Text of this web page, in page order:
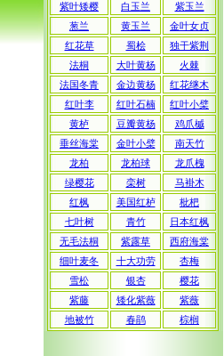
紫叶矮樱
白玉兰
紫玉兰
葱兰
黄玉兰
金叶女贞
红花草
蜀桧
独干紫荆
法桐
大叶黄杨
火棘
法国冬青
金边黄杨
红花继木
红叶李
红叶石楠
红叶小檗
黄栌
豆瓣黄杨
鸡爪槭
垂丝海棠
金叶小檗
南天竹
龙柏
龙柏球
龙爪槐
绿樱花
栾树
马褂木
红枫
美国红栌
枇杷
七叶树
青竹
日本红枫
无毛法桐
紫露草
西府海棠
细叶麦冬
十大功劳
杏梅
雪松
银杏
樱花
紫藤
矮化紫薇
紫薇
地被竹
春鹃 棕榈